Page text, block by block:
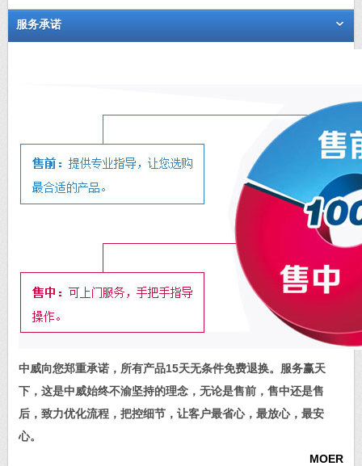
服务承诺
中威向您郑重承诺，所有产品15天无条件免费退换。服务赢天
下，这是中威始终不渝坚持的理念，无论是售前，售中还是售
后，致力优化流程，把控细节，让客户最省心，最放心，最安
心。
MOER